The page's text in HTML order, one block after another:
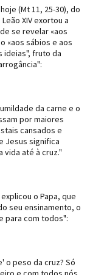
(Mt 11, 25-30), do
XIV exortou a
se revelar «aos
«aos sábios e aos
ideias", fruto da
da carne e o
por maiores
cansados e
Jesus significa
vida até à cruz."
o Papa, que
seu ensinamento, o
para com todos":
o peso da cruz? Só